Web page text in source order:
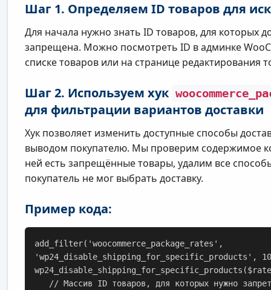
Шаг 1. Определяем ID товаров для
Для начала нужно знать ID товаров, для которых
запрещена. Можно посмотреть ID в админке
списке товаров или на странице редактирования
Шаг 2. Используем хук
для фильтрации вариантов доставки
Хук позволяет изменить доступные способы
выводом покупателю. Мы проверим содержимое
ней есть запрещённые товары, удалим все
покупатель не мог выбрать доставку.
Пример кода:
add_filter('woocommerce_package_rates',
'wp24_disable_shipping_for_specific_products',
// Массив ID товаров, для которых нужно